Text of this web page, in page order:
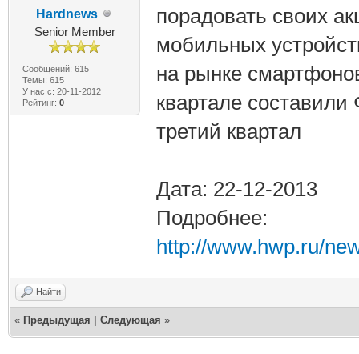
Hardnews
Senior Member
Сообщений: 615
Темы: 615
У нас с: 20-11-2012
Рейтинг: 0
порадовать своих
мобильных
на рынке
квартале
третий квартал
Дата: 22-12-2013
Подробнее:
http://www.hwp.ru/
Найти
« Предыдущая Следующая »